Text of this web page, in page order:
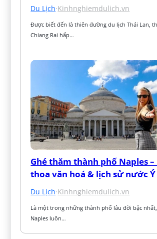
Du Lịch·Kinhnghiemdulich.vn
Được biết đến là thiên đường du lịch Thái Lan,
Chiang Rai hấp…
Ghé thăm thành phố Naples
thoa văn hoá & lịch sử nước Ý
Du Lịch·Kinhnghiemdulich.vn
Là một trong những thành phố lâu đời bậc
Naples luôn…